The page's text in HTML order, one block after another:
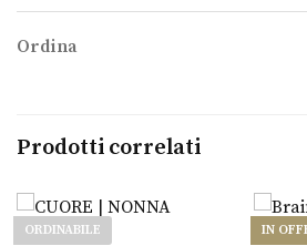
Ordina
Prodotti correlati
ORDINABILE IN